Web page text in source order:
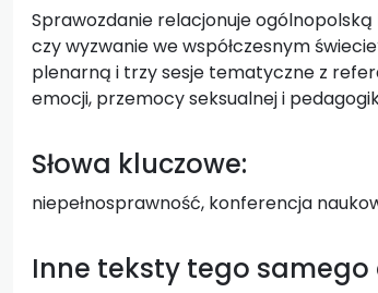
Sprawozdanie relacjonuje
czy wyzwanie we współczesnym
plenarną i trzy sesje tematyczne z
emocji, przemocy seksualnej i
Słowa kluczowe:
niepełnosprawność, konferencja
Inne teksty tego